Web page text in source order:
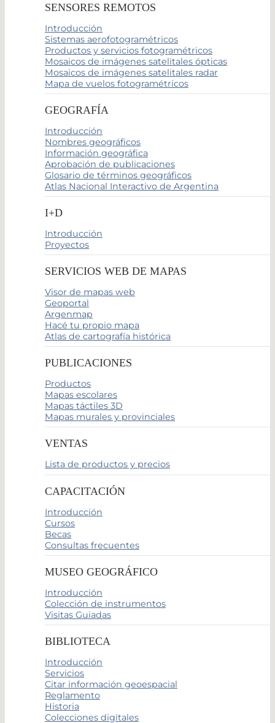
SENSORES REMOTOS
Introducción
Sistemas aerofotogramétricos
Productos y servicios fotogramétricos
Mosaicos de imágenes satelitales ópticas
Mosaicos de imágenes satelitales radar
Mapa de vuelos fotogramétricos
GEOGRAFÍA
Introducción
Nombres geográficos
Información geográfica
Aprobación de publicaciones
Glosario de términos geográficos
Atlas Nacional Interactivo de Argentina
I+D
Introducción
Proyectos
SERVICIOS WEB DE MAPAS
Visor de mapas web
Geoportal
Argenmap
Hacé tu propio mapa
Atlas de cartografía histórica
PUBLICACIONES
Productos
Mapas escolares
Mapas táctiles 3D
Mapas murales y provinciales
VENTAS
Lista de productos y precios
CAPACITACIÓN
Introducción
Cursos
Becas
Consultas frecuentes
MUSEO GEOGRÁFICO
Introducción
Colección de instrumentos
Visitas Guiadas
BIBLIOTECA
Introducción
Servicios
Citar información geoespacial
Reglamento
Historia
Colecciones digitales